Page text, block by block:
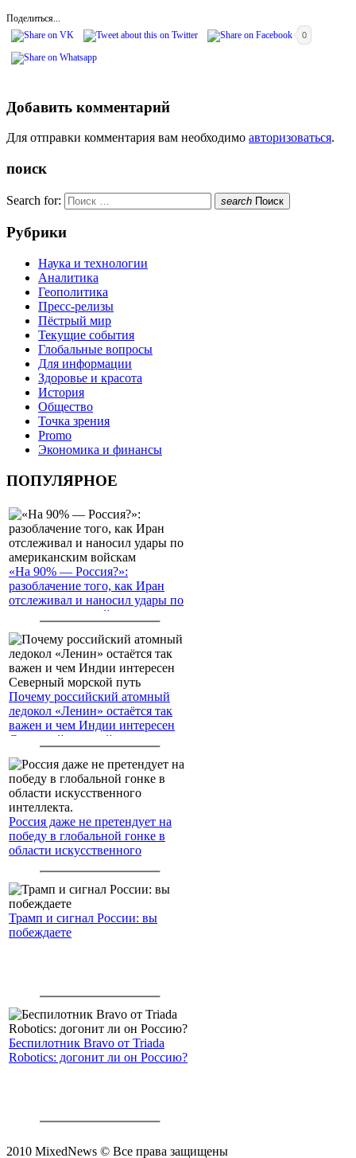
Поделиться...
0
Добавить комментарий
Для отправки комментария вам необходимо авторизоваться.
поиск
Search for: search Поиск
Рубрики
Наука и технологии
Аналитика
Геополитика
Пресс-релизы
Пёстрый мир
Текущие события
Глобальные вопросы
Для информации
Здоровье и красота
История
Общество
Точка зрения
Promo
Экономика и финансы
ПОПУЛЯРНОЕ
«На 90% — Россия?»:
разоблачение того, как Иран
отслеживал и наносил удары по
американским войскам
Почему российский атомный
ледокол «Ленин» остаётся так
важен и чем Индии интересен
Северный морской путь
Россия даже не претендует на
победу в глобальной гонке в
области искусственного
Трамп и сигнал России: вы
побеждаете
Беспилотник Bravo от Triada
Robotics: догонит ли он Россию?
2010 MixedNews © Все права защищены